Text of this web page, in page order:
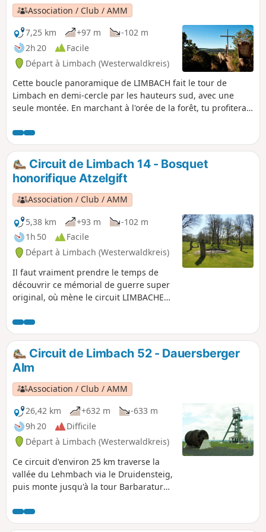
Kleine Nister, puis de retour à Limbach.
Association / Club / AMM
7,25 km
+97 m
-102 m
2h 20
Facile
Départ à Limbach (Westerwaldkreis)
Cette boucle panoramique de LIMBACH fait le tour de
Limbach en demi-cercle par les hauteurs sud, avec une
seule montée. En marchant à l'orée de la forêt, tu profiteras
Lehmbach jusqu'à la tour Barbara et la vallée de la Kleine
Nister. Le point fort culturel de ce circuit est la carrière de
schiste médiévale d'Assberg (qui fait partie du géoparc
Westerwald-Lahn-Taunus). Ensuite, le sentier Westerwald-
Steig mène aux formations rocheuses escarpées de la Hohe
Ley.
Circuit de Limbach 14 - Bosquet
honorifique Atzelgift
Association / Club / AMM
5,38 km
+93 m
-102 m
1h 50
Facile
Départ à Limbach (Westerwaldkreis)
Il faut vraiment prendre le temps de
découvrir ce mémorial de guerre super
original, où mène le circuit LIMBACHER
plutôt plat et longe la petite rivière
Nister. Peu après le bosquet, une
montée naturelle mène à l'imposante
croix de montagne d'Atzelgift, qui offre
une vue magnifique sur Atzelgift. Le
chemin du retour vers Limbach est plat
ou en légère montée.
Circuit de Limbach 52 - Dauersberger
Alm
Association / Club / AMM
26,42 km
+632 m
-633 m
9h 20
Difficile
Départ à Limbach (Westerwaldkreis)
Ce circuit d'environ 25 km traverse la
vallée du Lehmbach via le Druidensteig,
puis monte jusqu'à la tour Barbaraturm.
descend de la Steineberger Höhe vers
Dickendorf, puis vers le point de vue